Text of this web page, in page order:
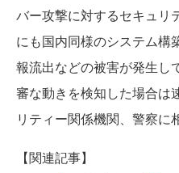
バー攻撃に対するセキュリ
にも国内同様のシステム構
報流出などの被害が発生し
審な動きを検知した場合は
リティー関係機関、警察に
【関連記事】